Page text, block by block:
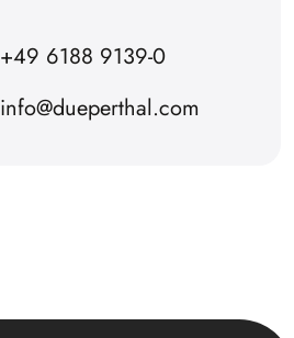
+49 6188 9139-0
info@dueperthal.com